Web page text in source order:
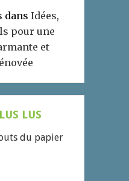
dans Idées,
pour une
et
LUS
du papier